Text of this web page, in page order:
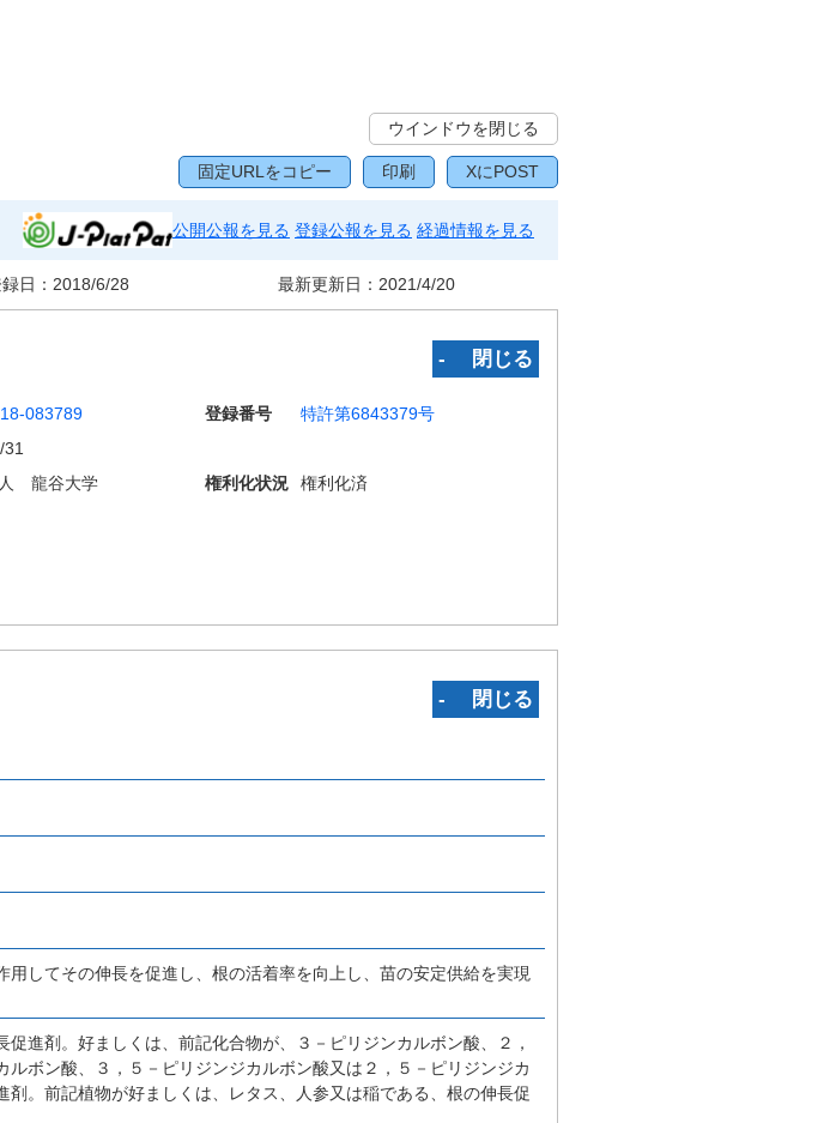
ウインドウを閉じる
固定URLをコピー 印刷 XにPOST
公開公報を見る 登録公報を見る 経過情報を見る
日： 2018/6/28 最新更新日： 2021/4/20
‐ 閉じる
083789 登録番号
特許第6843379号
龍谷大学 権利化状況
権利化済
‐ 閉じる
してその伸長を促進し、根の活着率を向上し、苗の安定供給を実現
進剤。好ましくは、前記化合物が、３－ピリジンカルボン酸、２，
ボン酸、３，５－ピリジンジカルボン酸又は２，５－ピリジンジカ
。前記植物が好ましくは、レタス、人参又は稲である、根の伸長促